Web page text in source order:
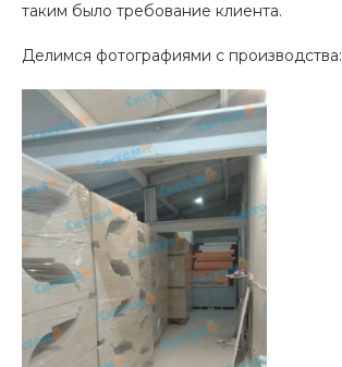
таким было требование клиента.
Делимся фотографиями с производства: